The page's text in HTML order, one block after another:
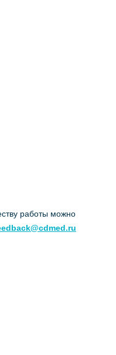
работы можно